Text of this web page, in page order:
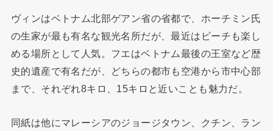
ヴィンはベトナム北部ゲアン省の省都で、ホーチミン氏
の生家が最も有名な観光名所だが、最近はビーチも楽し
める場所として人気。フエはベトナム最後の王室など歴
史的遺産で有名だが、どちらの都市も空港から市中心部
まで、それぞれ8キロ、15キロと近いことも魅力だ。
同紙は他にマレーシアのジョージタウン、クチン、ラン